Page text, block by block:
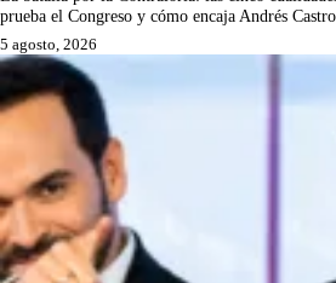
prueba el Congreso y cómo encaja Andrés
5 agosto, 2026